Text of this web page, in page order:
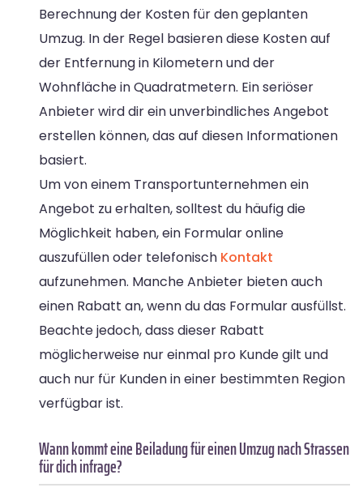
Berechnung der Kosten für den geplanten
Umzug. In der Regel basieren diese Kosten auf
der Entfernung in Kilometern und der
Wohnfläche in Quadratmetern. Ein seriöser
Anbieter wird dir ein unverbindliches Angebot
erstellen können, das auf diesen Informationen
basiert.
Um von einem Transportunternehmen ein
Angebot zu erhalten, solltest du häufig die
Möglichkeit haben, ein Formular online
auszufüllen oder telefonisch Kontakt
aufzunehmen. Manche Anbieter bieten auch
einen Rabatt an, wenn du das Formular ausfüllst.
Beachte jedoch, dass dieser Rabatt
möglicherweise nur einmal pro Kunde gilt und
auch nur für Kunden in einer bestimmten Region
verfügbar ist.
Wann kommt eine Beiladung für einen Umzug nach Strassen
für dich infrage?